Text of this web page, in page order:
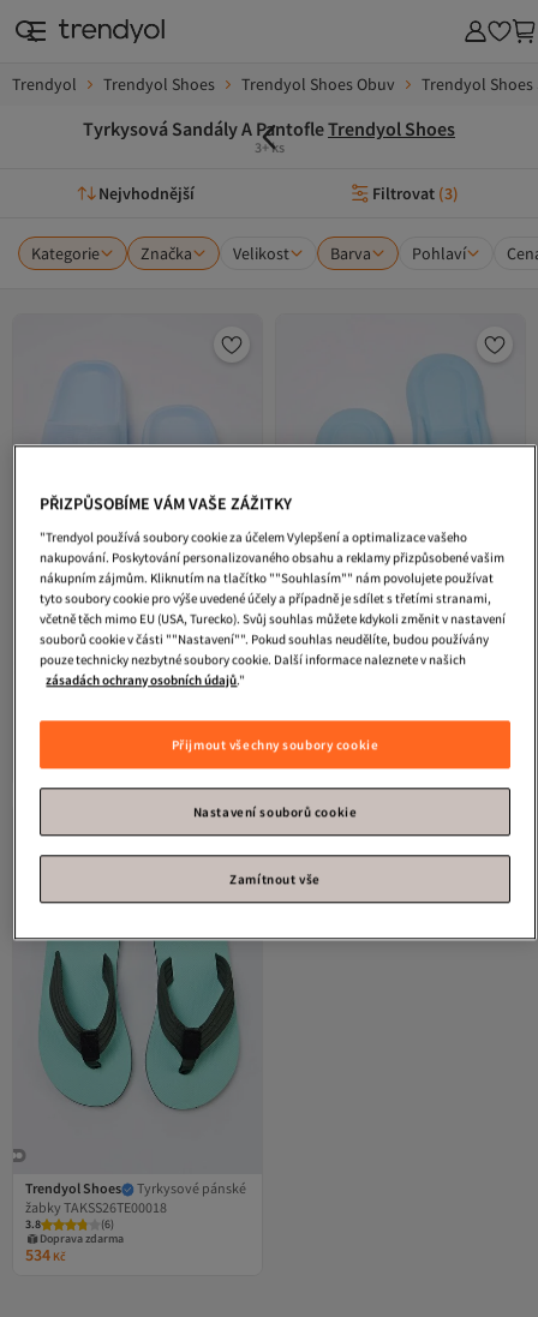
Trendyol Trendyol Shoes Trendyol Shoes Obuv Trendyol
Tyrkysová Sandály A PantofleTrendyol Shoes
3+ ks
Nejvhodnější Filtrovat (3)
Kategorie Značka Velikost Barva Pohlaví
Flatform dámské bazénové pantofle
Nejnižší cena za 30 dní
Doprava zdarma nad 500 Kč
438Kč
žabky s vycpávkou TAKSS25TE00050
9
Nejnižší cena za 30 dní
Doprava zdarma nad 500 Kč
Nejnižší cena za 30 dní
439Kč
Trendyol Shoes
Tyrkysové pánské
žabky TAKSS26TE00018
3.8 (6)
Doprava zdarma
534 Kč
PŘIZPŮSOBÍME VÁM VAŠE ZÁŽITKY
"Trendyol používá soubory cookie za účelem Vylepšení a optimalizace vašeho
nakupování. Poskytování personalizovaného obsahu a reklamy přizpůsobené vašim
nákupním zájmům. Kliknutím na tlačítko ""Souhlasím"" nám povolujete používat
tyto soubory cookie pro výše uvedené účely a případně je sdílet s třetími stranami,
včetně těch mimo EU (USA, Turecko). Svůj souhlas můžete kdykoli změnit v nastavení
souborů cookie v části ""Nastavení"". Pokud souhlas neudělíte, budou používány
pouze technicky nezbytné soubory cookie. Další informace naleznete v našich
zásadách ochrany osobních údajů."
Přijmout všechny soubory cookie
Nastavení souborů cookie
Zamítnout vše